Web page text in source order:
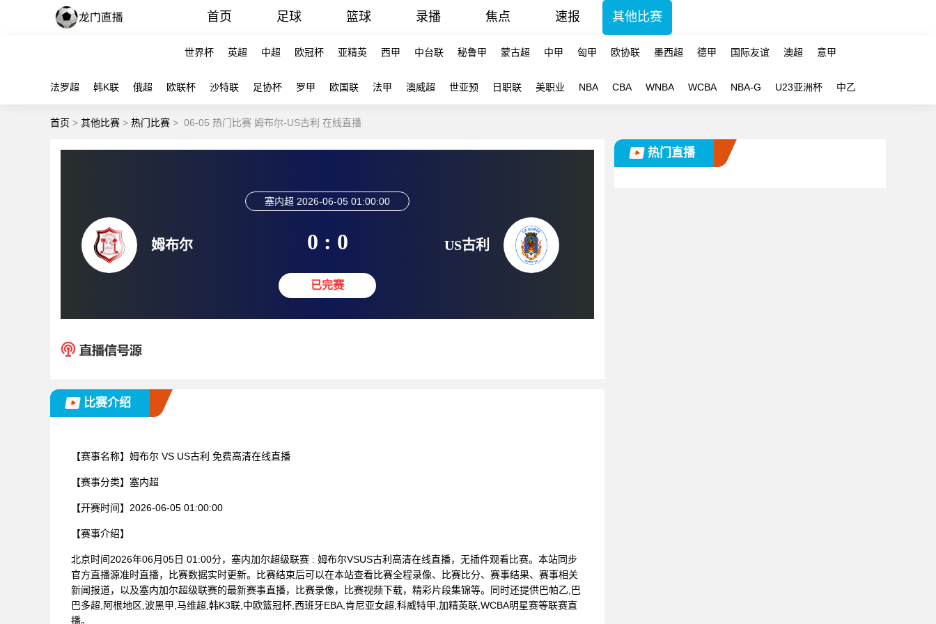
首页 足球 篮球 录播 焦点 速报 其他比赛
世界杯 英超 中超 欧冠杯 亚精英 西甲 中台联 秘鲁甲 蒙古超 中甲 匈甲 欧协联 墨西超 德甲 国际友谊 澳超 意甲
法罗超 韩K联 俄超 欧联杯 沙特联 足协杯 罗甲 欧国联 法甲 澳威超 世亚预 日职联 美职业 NBA CBA WNBA WCBA NBA-G U23亚洲杯 中乙
首页 > 其他比赛 > 热门比赛 > 06-05 热门比赛 姆布尔-US古利 在线直播
姆布尔
塞内超 2026-06-05 01:00:00
0 : 0
已完赛
US古利
比赛介绍
【赛事名称】 姆布尔 VS US古利 免费高清在线直播
【赛事分类】 塞内超
【开赛时间】 2026-06-05 01:00:00
【赛事介绍】
北京时间2026年06月05日 01:00分，塞内加尔超级联赛 : 姆布尔VSUS古利高清在线直播，无插件观看比赛。本站同步
官方直播源准时直播，比赛数据实时更新。比赛结束后可以在本站查看比赛全程录像、比赛比分、赛事结果、赛事相关
新闻报道，以及塞内加尔超级联赛的最新赛事直播，比赛录像，比赛视频下载，精彩片段集锦等。同时还提供巴帕乙,巴
巴多超,阿根地区,波黑甲,马维超,韩K3联,中欧篮冠杯,西班牙EBA,肯尼亚女超,科威特甲,加精英联,WCBA明星赛等联赛直
播。
热门直播